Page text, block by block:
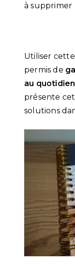
à supprimer
Utiliser cette
permis de
au
présente
solutions